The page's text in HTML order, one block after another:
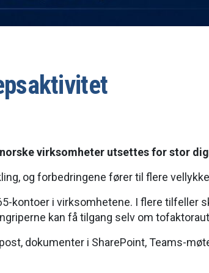
virksomheter utsettes for stor
og forbedringene fører til flere
kontoer i virksomhetene. I flere tilfeller
kan få tilgang selv om
dokumenter i SharePoint, Teams-